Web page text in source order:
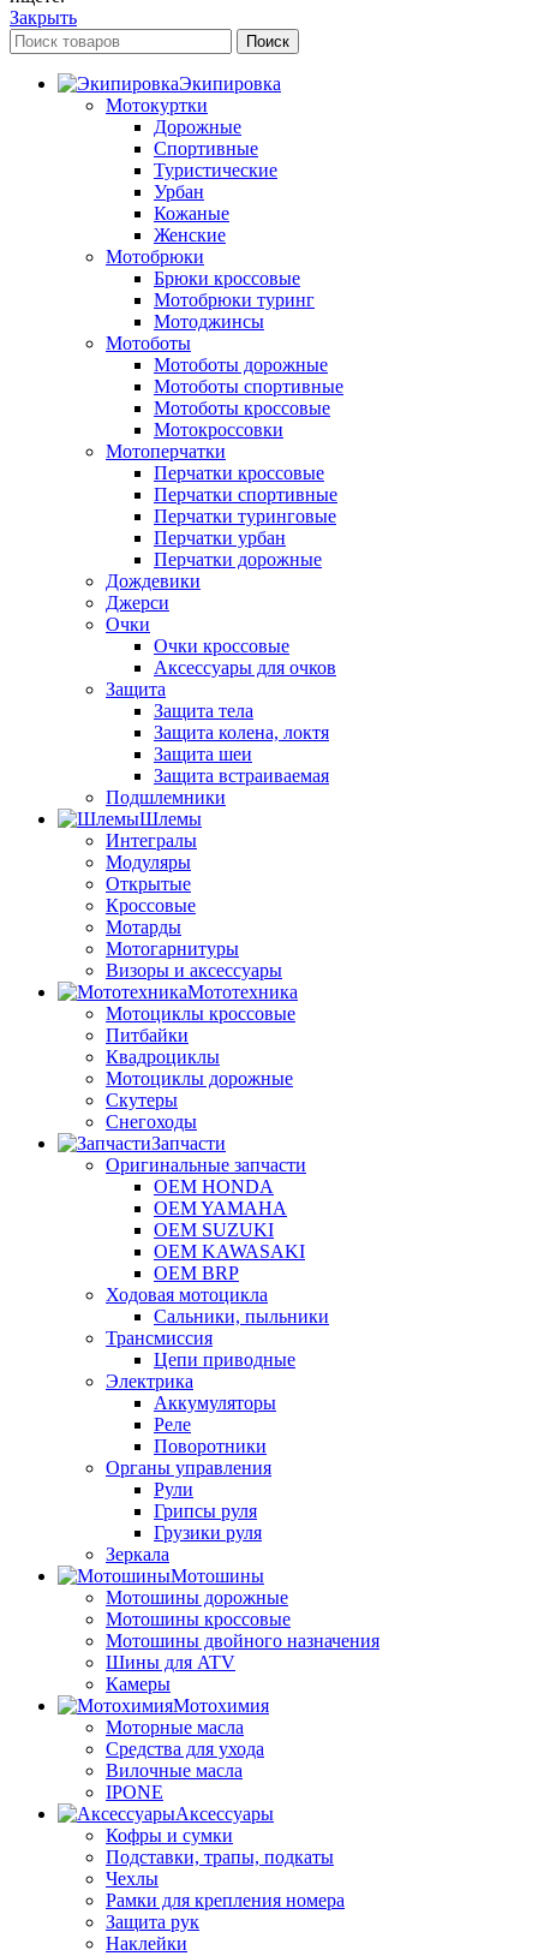
Закрыть
Поиск
Экипировка
Мотокуртки
Дорожные
Спортивные
Туристические
Урбан
Кожаные
Женские
Мотобрюки
Брюки кроссовые
Мотобрюки туринг
Мотоджинсы
Мотоботы
Мотоботы дорожные
Мотоботы спортивные
Мотоботы кроссовые
Мотокроссовки
Мотоперчатки
Перчатки кроссовые
Перчатки спортивные
Перчатки туринговые
Перчатки урбан
Перчатки дорожные
Дождевики
Джерси
Очки
Очки кроссовые
Аксессуары для очков
Защита
Защита тела
Защита колена, локтя
Защита шеи
Защита встраиваемая
Подшлемники
Шлемы
Интегралы
Модуляры
Открытые
Кроссовые
Мотарды
Мотогарнитуры
Визоры и аксессуары
Мототехника
Мотоциклы кроссовые
Питбайки
Квадроциклы
Мотоциклы дорожные
Скутеры
Снегоходы
Запчасти
Оригинальные запчасти
OEM HONDA
OEM YAMAHA
OEM SUZUKI
OEM KAWASAKI
OEM BRP
Ходовая мотоцикла
Сальники, пыльники
Трансмиссия
Цепи приводные
Электрика
Аккумуляторы
Реле
Поворотники
Органы управления
Рули
Грипсы руля
Грузики руля
Зеркала
Мотошины
Мотошины дорожные
Мотошины кроссовые
Мотошины двойного назначения
Шины для ATV
Камеры
Мотохимия
Моторные масла
Средства для ухода
Вилочные масла
IPONE
Аксессуары
Кофры и сумки
Подставки, трапы, подкаты
Чехлы
Рамки для крепления номера
Защита рук
Наклейки